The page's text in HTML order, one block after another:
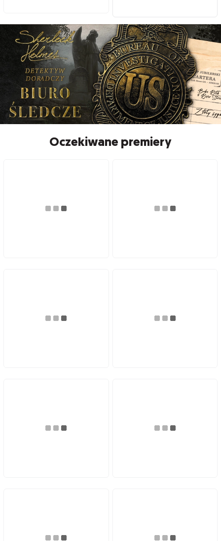
Oczekiwane premiery